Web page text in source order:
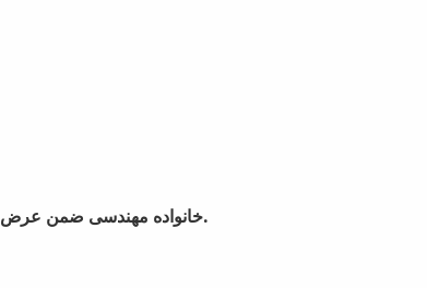
خانواده مهندسی ضمن عرض تبریک به عزیزان منتخب برای ایشان موفقیت روزافزون مسالت می نماید.